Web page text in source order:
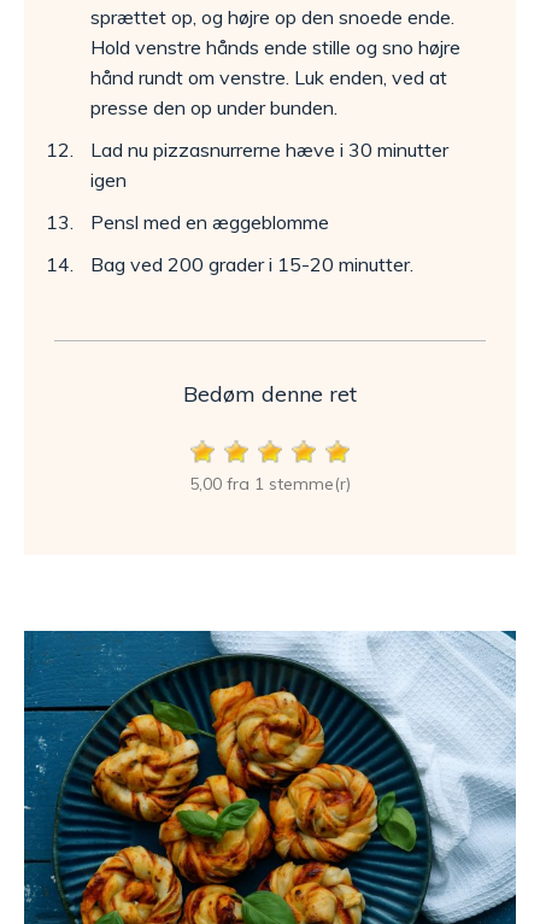
sprættet op, og højre op den snoede ende.
Hold venstre hånds ende stille og sno højre
hånd rundt om venstre. Luk enden, ved at
presse den op under bunden.
Lad nu pizzasnurrerne hæve i 30 minutter
igen
Pensl med en æggeblomme
Bag ved 200 grader i 15-20 minutter.
Bedøm denne ret
5,00 fra 1 stemme(r)